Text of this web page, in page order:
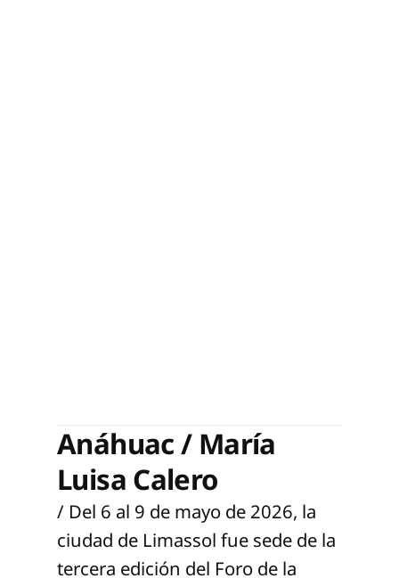
Anáhuac / María
Luisa Calero
/ Del 6 al 9 de mayo de 2026, la
ciudad de Limassol fue sede de la
tercera edición del Foro de la